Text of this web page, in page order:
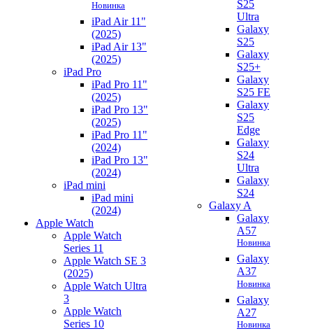
Новинка
iPad Air 11"
(2025)
iPad Air 13"
(2025)
iPad Pro
iPad Pro 11"
(2025)
iPad Pro 13"
(2025)
iPad Pro 11"
(2024)
iPad Pro 13"
(2024)
iPad mini
iPad mini
(2024)
Apple Watch
Apple Watch
Series 11
Apple Watch SE 3
(2025)
Apple Watch Ultra
3
Apple Watch
Series 10
S25
Ultra
Galaxy
S25
Galaxy
S25+
Galaxy
S25 FE
Galaxy
S25
Edge
Galaxy
S24
Ultra
Galaxy
S24
Galaxy A
Galaxy
A57
Новинка
Galaxy
A37
Новинка
Galaxy
A27
Новинка